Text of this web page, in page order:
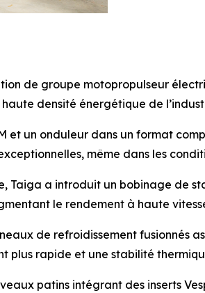
de groupe motopropulseur
densité énergétique de
et un onduleur dans un format
même dans les
Taiga a introduit un bobinage de
le rendement à haute
de refroidissement fusionnés
rapide et une stabilité
patins intégrant des inserts